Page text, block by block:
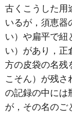
古くこうした用
いるが，須恵器
い）や扁平で紐
い）があり，正
方の皮袋の名残
こそん）が残さ
の記録の中には
が，その名のご